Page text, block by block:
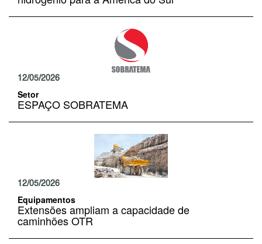
12/05/2026
Setor
ESPAÇO SOBRATEMA
12/05/2026
Equipamentos
Extensões ampliam a capacidade de
caminhões OTR